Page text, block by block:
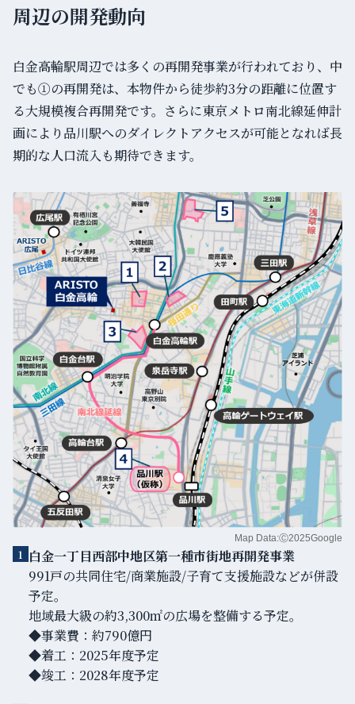
周辺の開発動向
白金高輪駅周辺では多くの再開発事業が行われており、中
でも①の再開発は、本物件から徒歩約3分の距離に位置す
る大規模複合再開発です。さらに東京メトロ南北線延伸計
画により品川駅へのダイレクトアクセスが可能となれば長
期的な人口流入も期待できます。
Map Data:Ⓒ2025Google
1
白金一丁目西部中地区第一種市街地再開発事業
991戸の共同住宅/商業施設/子育て支援施設などが併設
予定。
地域最大級の約3,300㎡の広場を整備する予定。
◆事業費：約790億円
◆着工：2025年度予定
◆竣工：2028年度予定